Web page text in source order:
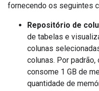
fornecendo os seguintes
Repositório de
de tabelas e
colunas
colunas. Por
consome 1 GB de
quantidade de